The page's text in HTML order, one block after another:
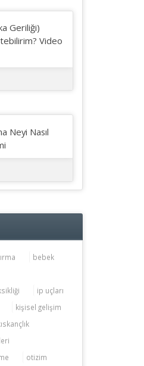
Geriliği)
Video
Neyi Nasıl
bebek
ip uçları
kişisel gelişim
otizim